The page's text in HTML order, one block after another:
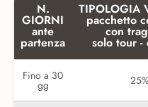
N.
GIORNI
ante
partenza
TIPOLOGIA
pacchetto
con
solo tour -
Fino a 30
gg 25%